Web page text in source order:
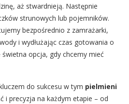
aż stwardnieją. Następnie
strunowych lub pojemników.
bezpośrednio z zamrażarki,
i wydłużając czas gotowania o
opcja, gdy chcemy mieć
do sukcesu w tym pielmieni
i precyzja na każdym etapie – od